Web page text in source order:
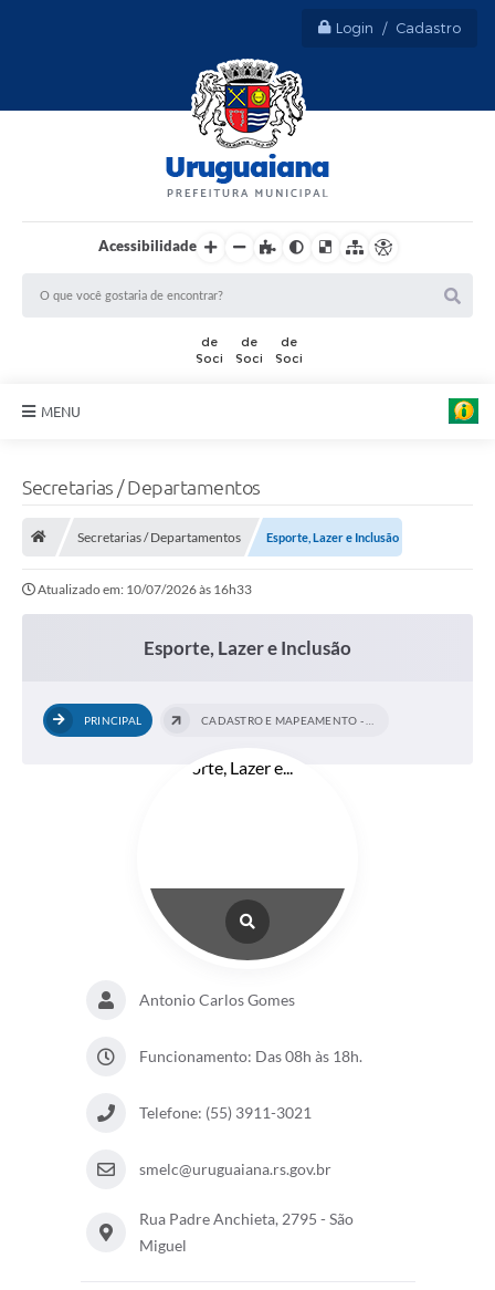
Login / Cadastro
Acessibilidade
MENU
Carta de Serviços
COVID-19
Sala do Empreendedor
Cidadão Online: IPTU - alvará
Nota Fiscal Eletrônica
Colégio Agrícola Municipal
Secretarias / Departamentos
Secretarias / Departamentos Esporte, Lazer e Inclusão
Atualizado em: 10/07/2026 às 16h33
Esporte, Lazer e Inclusão
PRINCIPAL
Antonio Carlos Gomes
Funcionamento: Das 08h às 18h.
Telefone: (55) 3911-3021
smelc@uruguaiana.rs.gov.br
Rua Padre Anchieta, 2795 - São
Miguel